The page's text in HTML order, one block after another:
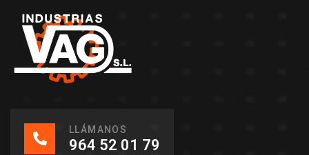
LLÁMANOS
964 52 01 79